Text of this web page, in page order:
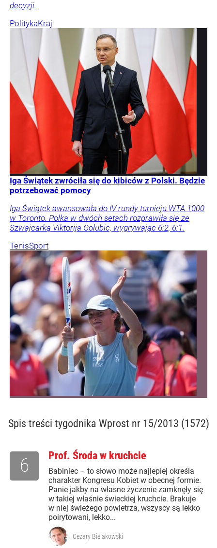
decyzji.
PolitykaKraj
Iga Świątek zwróciła się do kibiców z Polski. Będzie
potrzebować pomocy
Iga Świątek awansowała do IV rundy turnieju WTA 1000
w Toronto. Polka w dwóch setach rozprawiła się ze
Szwajcarką Viktorija Golubic, wygrywając 6:2, 6:1.
TenisSport
Spis treści tygodnika Wprost nr 15/2013 (1572)
Prof. Środa w kruchcie
Babiniec – to słowo może najlepiej określa
charakter Kongresu Kobiet w obecnej formie.
Panie jakby na własne życzenie zamknęły się
w takiej właśnie świeckiej kruchcie. Brakuje
w niej świeżego powietrza, wszyscy są lekko
poirytowani, lekko...
6
Cezary Bielakowski